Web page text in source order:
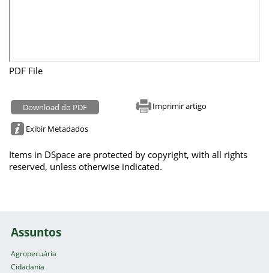
PDF File
Download do PDF Imprimir artigo
Exibir Metadados
Items in DSpace are protected by copyright, with all rights
reserved, unless otherwise indicated.
Assuntos
Agropecuária
Cidadania